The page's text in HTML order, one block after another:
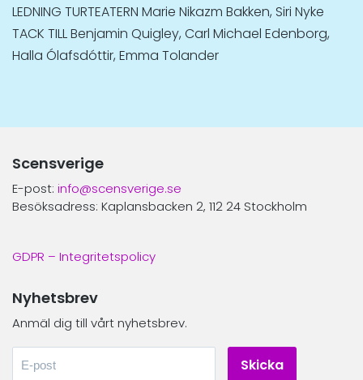
LEDNING TURTEATERN Marie Nikazm Bakken, Siri Nyke
TACK TILL Benjamin Quigley, Carl Michael Edenborg,
Halla Ólafsdóttir, Emma Tolander
Scensverige
E-post: info@scensverige.se
Besöksadress: Kaplansbacken 2, 112 24 Stockholm
GDPR – Integritetspolicy
Nyhetsbrev
Anmäl dig till vårt nyhetsbrev.